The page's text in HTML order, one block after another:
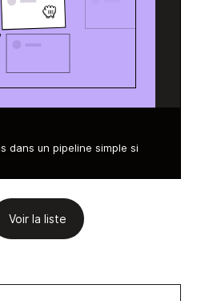
dans un pipeline simple si
Voir la liste